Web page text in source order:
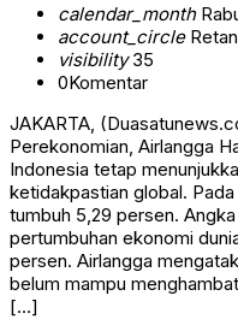
calendar_month
account_circle
visibility35
0Komentar
JAKARTA,
Perekonomian, Airlangga
Indonesia tetap
ketidakpastian global.
tumbuh 5,29 persen.
pertumbuhan ekonomi
persen. Airlangga
belum mampu
[…]